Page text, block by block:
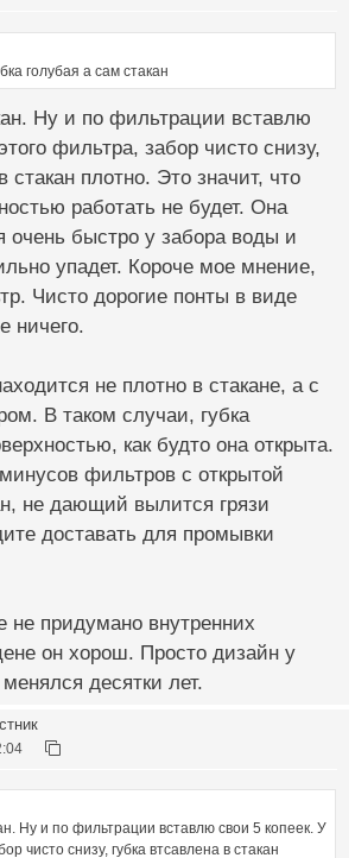
голубая а сам стакан
Ну и по фильтрации вставлю
фильтра, забор чисто снизу,
стакан плотно. Это значит, что
работать не будет. Она
очень быстро у забора воды и
упадет. Короче мое мнение,
Чисто дорогие понты в виде
ничего.
не плотно в стакане, а с
В таком случаи, губка
как будто она открыта.
фильтров с открытой
не дающий вылится грязи
доставать для промывки
придумано внутренних
он хорош. Просто дизайн у
десятки лет.
Ну и по фильтрации вставлю свои 5 копеек. У
чисто снизу, губка втсавлена в стакан